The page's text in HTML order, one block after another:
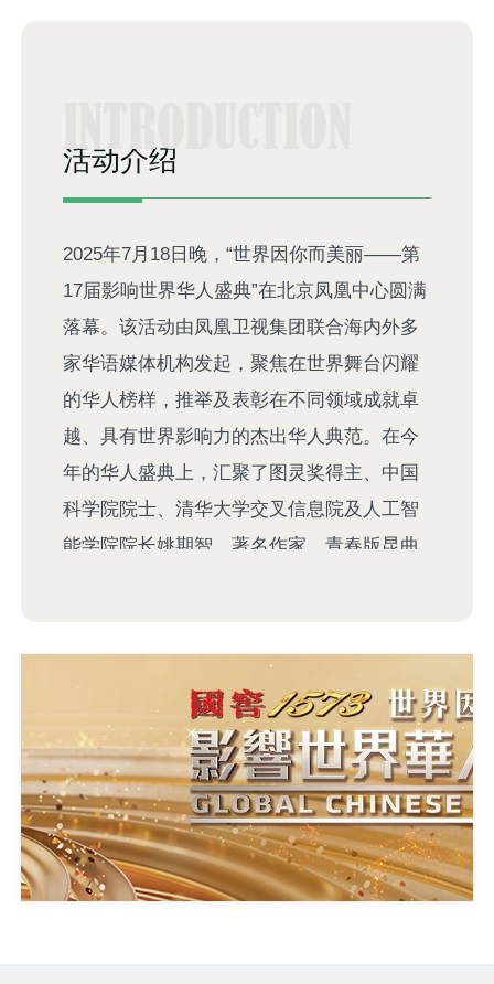
活动介绍
2025年7月18日晚，“世界因你而美丽——第
17届影响世界华人盛典”在北京凤凰中心圆满
落幕。该活动由凤凰卫视集团联合海内外多
家华语媒体机构发起，聚焦在世界舞台闪耀
的华人榜样，推举及表彰在不同领域成就卓
越、具有世界影响力的杰出华人典范。在今
年的华人盛典上，汇聚了图灵奖得主、中国
科学院院士、清华大学交叉信息院及人工智
能学院院长姚期智，著名作家、青春版昆曲
国际院士科创中心创始主席陈清泉，演员、
歌手费翔，环球航海家、第一位完赛旺代环
球的中国人徐京坤等重磅嘉宾，与全球华人
共享荣耀时刻。